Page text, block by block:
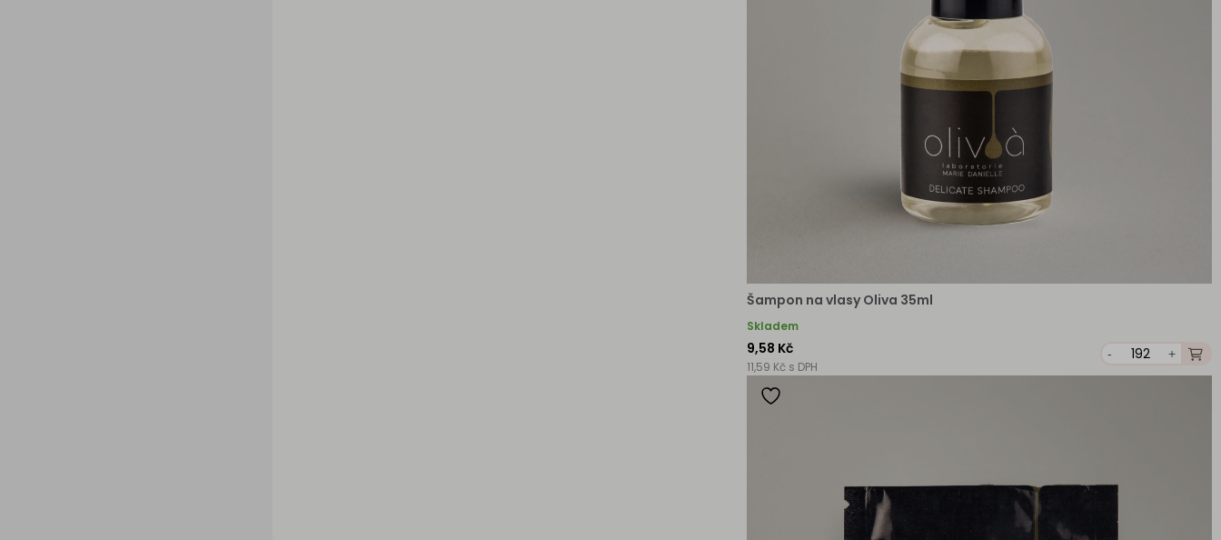
Šampon na vlasy Oliva 35ml
Skladem
9,58 Kč
11,59 Kč s DPH
- +